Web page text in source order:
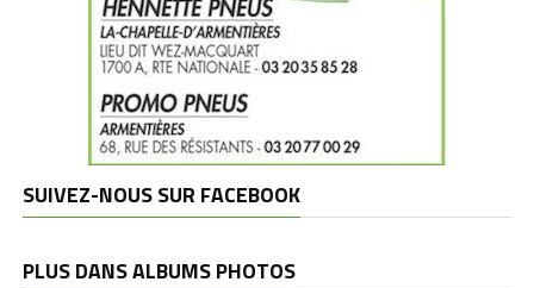
SUIVEZ-NOUS SUR FACEBOOK
PLUS DANS ALBUMS PHOTOS